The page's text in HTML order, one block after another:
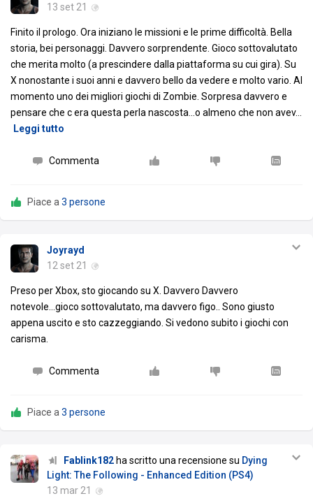
13 set 21
Finito il prologo. Ora iniziano le missioni e le prime difficoltà. Bella
storia, bei personaggi. Davvero sorprendente. Gioco sottovalutato
che merita molto (a prescindere dalla piattaforma su cui gira). Su
X nonostante i suoi anni e davvero bello da vedere e molto vario. Al
momento uno dei migliori giochi di Zombie. Sorpresa davvero e
pensare che c era questa perla nascosta...o almeno che non avev…
Leggi tutto
Commenta
Piace a 3 persone
Joyrayd
12 set 21
Preso per Xbox, sto giocando su X. Davvero Davvero
notevole...gioco sottovalutato, ma davvero figo.. Sono giusto
appena uscito e sto cazzeggiando. Si vedono subito i giochi con
carisma.
Commenta
Piace a 3 persone
Fablink182 ha scritto una recensione su Dying
Light: The Following - Enhanced Edition (PS4)
13 mar 21